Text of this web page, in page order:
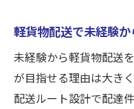
軽貨物配送で未経験
未経験から軽貨物配送
が目指せる理由は大き
配送ルート設計で配達